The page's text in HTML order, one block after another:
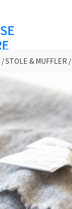
STOLE & MUFFLER